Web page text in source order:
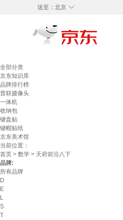
◇
送至： 北京
全部分类
京东知识库
品牌排行榜
普联摄像头
一体机
收纳包
键盘贴
键帽贴纸
京东美术馆
当前位置：
首页 > 数学 > 天府前沿八下
品牌:
所有品牌
D
E
L
S
T